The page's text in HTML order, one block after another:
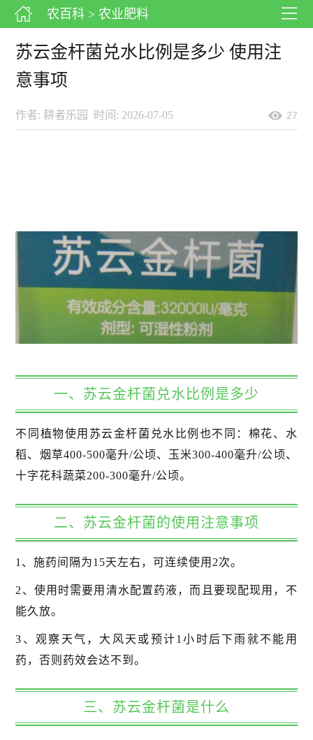
农百科 > 农业肥料
苏云金杆菌兑水比例是多少 使用注
意事项
作者: 耕者乐园 时间: 2026-07-05 27
一、苏云金杆菌兑水比例是多少
不同植物使用苏云金杆菌兑水比例也不同：棉花、水
稻、烟草400-500毫升/公顷、玉米300-400毫升/公顷、
十字花科蔬菜200-300毫升/公顷。
二、苏云金杆菌的使用注意事项
1、施药间隔为15天左右，可连续使用2次。
2、使用时需要用清水配置药液，而且要现配现用，不
能久放。
3、观察天气，大风天或预计1小时后下雨就不能用
药，否则药效会达不到。
三、苏云金杆菌是什么